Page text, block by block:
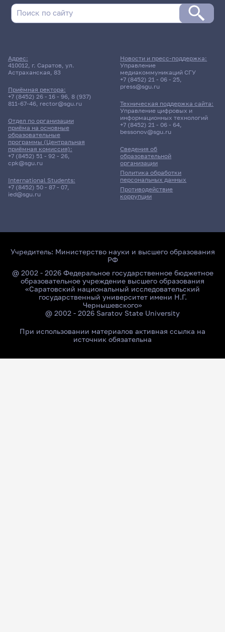
Адрес:
410012, г. Саратов, ул.
Астраханская, 83
Приёмная ректора:
+7 (8452) 26 - 16 - 96, 8 (937)
811-67-46, rector@sgu.ru
Отдел по организации
приёма на основные
образовательные
программы (Центральная
приёмная комиссия):
+7 (8452) 51 - 92 - 26,
cpk@sgu.ru
International Students:
+7 (8452) 50 - 87 - 07,
ied@sgu.ru
Сведения об
образовательной
организации
Политика обработки
персональных данных
Противодействие
коррупции
Новости и пресс-поддержка:
Управление
медиакоммуникаций СГУ
+7 (8452) 21 - 06 - 25,
press@sgu.ru
Техническая поддержка сайта:
Управление цифровых и
информационных технологий
+7 (8452) 21 - 06 - 64,
bessonov@sgu.ru
Учредитель: Министерство науки и высшего образования
РФ
@ 2002 - 2026 Федеральное государственное бюджетное
образовательное учреждение высшего образования
«Саратовский национальный исследовательский
государственный университет имени Н.Г.
Чернышевского»
@ 2002 - 2026 Saratov State University
При использовании материалов активная ссылка на
источник обязательна